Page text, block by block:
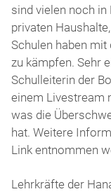
sind vielen noch in
privaten
Schulen haben mit
zu kämpfen. Sehr
Schulleiterin der
einem Livestream
was die
hat. Weitere
Link entnommen
Lehrkräfte der